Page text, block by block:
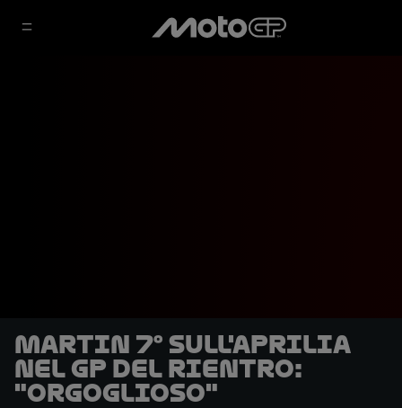
Martin 7° sull'Aprilia
nel GP del rientro:
"Orgoglioso"